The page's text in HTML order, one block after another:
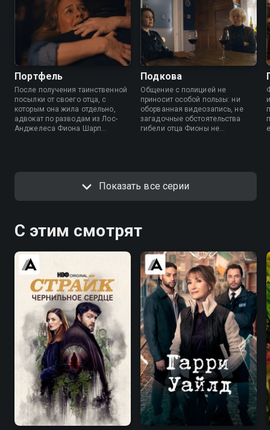
Портфель
После получения таинственной
посылки от своего отца, с
которым она жила отдельно,
адвокат по разводам из Лос-
Анджелеса Фиона Шарп
опасностей.
Подкова
Общение с полицией не
приносит особой пользы: ни
оборванная видеозапись, не
загадочные обстоятельства
гибели отца Фионы не
Показать все серии
С этим смотрят
8.0 7.9 7.6 7.2